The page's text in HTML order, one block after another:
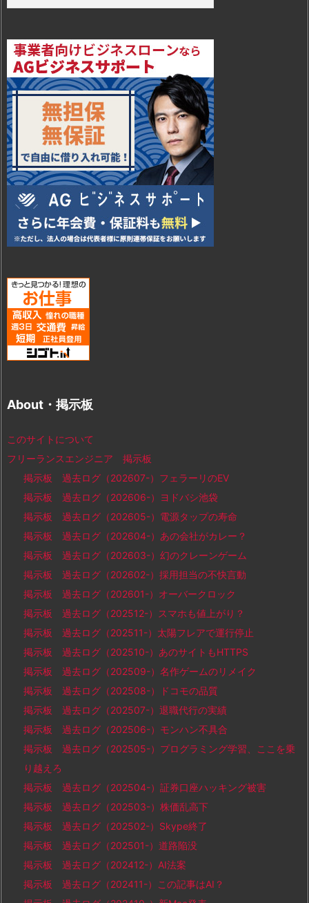
About・掲示板
このサイトについて
フリーランスエンジニア 掲示板
掲示板 過去ログ（202607-）フェラーリのEV
掲示板 過去ログ（202606-）ヨドバシ池袋
掲示板 過去ログ（202605-）電源タップの寿命
掲示板 過去ログ（202604-）あの会社がカレー？
掲示板 過去ログ（202603-）幻のクレーンゲーム
掲示板 過去ログ（202602-）採用担当の不快言動
掲示板 過去ログ（202601-）オーバークロック
掲示板 過去ログ（202512-）スマホも値上がり？
掲示板 過去ログ（202511-）太陽フレアで運行停止
掲示板 過去ログ（202510-）あのサイトもHTTPS
掲示板 過去ログ（202509-）名作ゲームのリメイク
掲示板 過去ログ（202508-）ドコモの品質
掲示板 過去ログ（202507-）退職代行の実績
掲示板 過去ログ（202506-）モンハン不具合
掲示板 過去ログ（202505-）プログラミング学習、ここを乗
り越えろ
掲示板 過去ログ（202504-）証券口座ハッキング被害
掲示板 過去ログ（202503-）株価乱高下
掲示板 過去ログ（202502-）Skype終了
掲示板 過去ログ（202501-）道路陥没
掲示板 過去ログ（202412-）AI法案
掲示板 過去ログ（202411-）この記事はAI？